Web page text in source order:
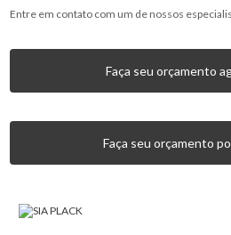
Entre em contato com um de nossos
Faça seu orçamento
Faça seu orçamento